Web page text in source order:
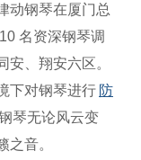
动钢琴在厦门总
名资深钢琴调
、翔安六区。
下对钢琴进行 防
琴无论风云变
之音。